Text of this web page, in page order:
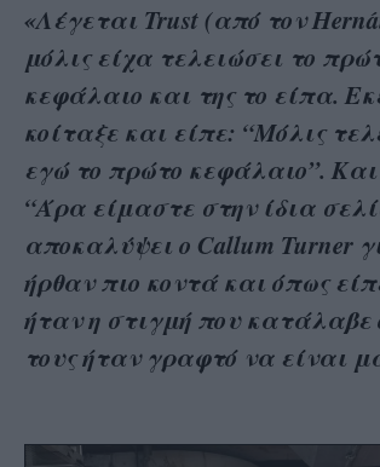
«Λέγεται Trust (από τον
μόλις είχα τελειώσει το
κεφάλαιο και της το είπα.
κοίταξε και είπε: “Μόλις
εγώ το πρώτο κεφάλαιο”.
“Άρα είμαστε στην ίδια
αποκαλύψει ο Callum Turner
ήρθαν πιο κοντά και όπως
ήταν η στιγμή που κατάλαβε
τους ήταν γραφτό να είναι